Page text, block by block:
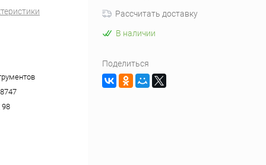
98
Рассчитать доставку
В наличии
Поделиться